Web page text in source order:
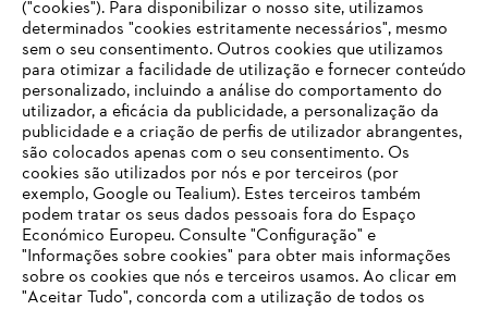
Empresa
FAQs Loja Online
O SEU NAVEGADOR NÃO SUPORTA
("cookies"). Para disponibilizar o nosso site, utilizamos
determinados "cookies estritamente necessários", mesmo
sem o seu consentimento. Outros cookies que utilizamos
para otimizar a facilidade de utilização e fornecer conteúdo
personalizado, incluindo a análise do comportamento do
utilizador, a eficácia da publicidade, a personalização da
publicidade e a criação de perfis de utilizador abrangentes,
são colocados apenas com o seu consentimento. Os
cookies são utilizados por nós e por terceiros (por
exemplo, Google ou Tealium). Estes terceiros também
podem tratar os seus dados pessoais fora do Espaço
Económico Europeu. Consulte "Configuração" e
"Informações sobre cookies" para obter mais informações
sobre os cookies que nós e terceiros usamos. Ao clicar em
"Aceitar Tudo", concorda com a utilização de todos os